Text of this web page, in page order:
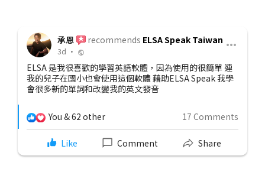
承恩 recommends ELSA Speak Taiwan
3d •
ELSA 是我很喜歡的學習英語軟體，因為使用的很簡單 連
我的兒子在國小也會使用這個軟體 藉助ELSA Speak 我學
會很多新的單詞和改變我的英文發音
You & 62 other 17 Comments
Like Comment Share